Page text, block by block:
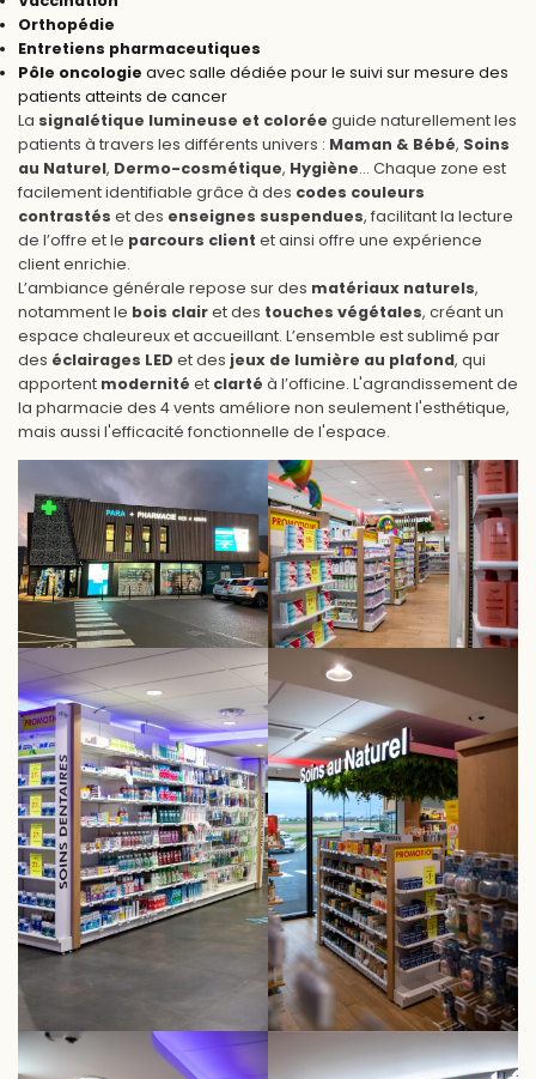
Orthopédie
Entretiens pharmaceutiques
Pôle oncologie avec salle dédiée pour le suivi sur mesure des
patients atteints de cancer
La signalétique lumineuse et colorée guide naturellement les
patients à travers les différents univers : Maman & Bébé, Soins
au Naturel, Dermo-cosmétique, Hygiène… Chaque zone est
facilement identifiable grâce à des codes couleurs
contrastés et des enseignes suspendues, facilitant la lecture
de l’offre et le parcours client et ainsi offre une expérience
client enrichie.
L’ambiance générale repose sur des matériaux naturels,
notamment le bois clairet des touches végétales, créant un
espace chaleureux et accueillant. L’ensemble est sublimé par
des éclairages LED et des jeux de lumière au plafond, qui
apportent modernité et clarté à l’officine. L'agrandissement de
la pharmacie des 4 vents améliore non seulement l'esthétique,
mais aussi l'efficacité fonctionnelle de l'espace.